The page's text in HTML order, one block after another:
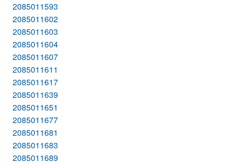
2085011593
2085011602
2085011603
2085011604
2085011607
2085011611
2085011617
2085011639
2085011651
2085011677
2085011681
2085011683
2085011689